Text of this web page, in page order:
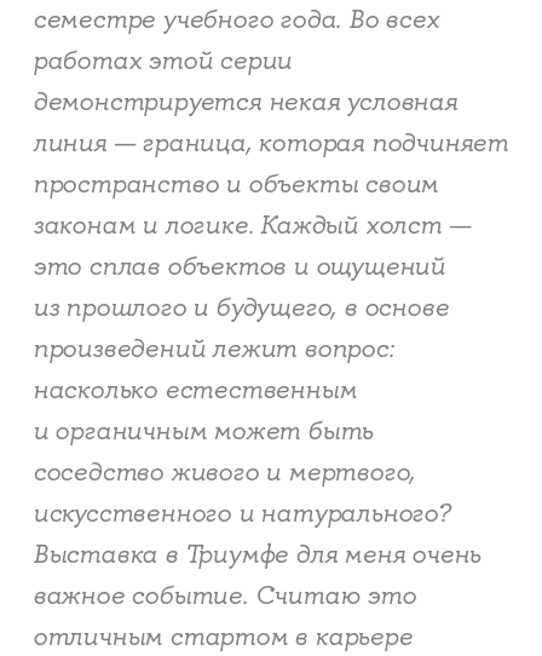
семестре учебного года. Во всех
работах этой серии
демонстрируется некая условная
линия — граница, которая подчиняет
пространство и объекты своим
законам и логике. Каждый холст —
это сплав объектов и ощущений
из прошлого и будущего, в основе
произведений лежит вопрос:
насколько естественным
и органичным может быть
соседство живого и мертвого,
искусственного и натурального?
Выставка в Триумфе для меня очень
важное событие. Считаю это
отличным стартом в карьере